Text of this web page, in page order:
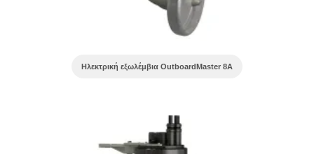
Ηλεκτρική εξωλέμβια OutboardMaster 8A